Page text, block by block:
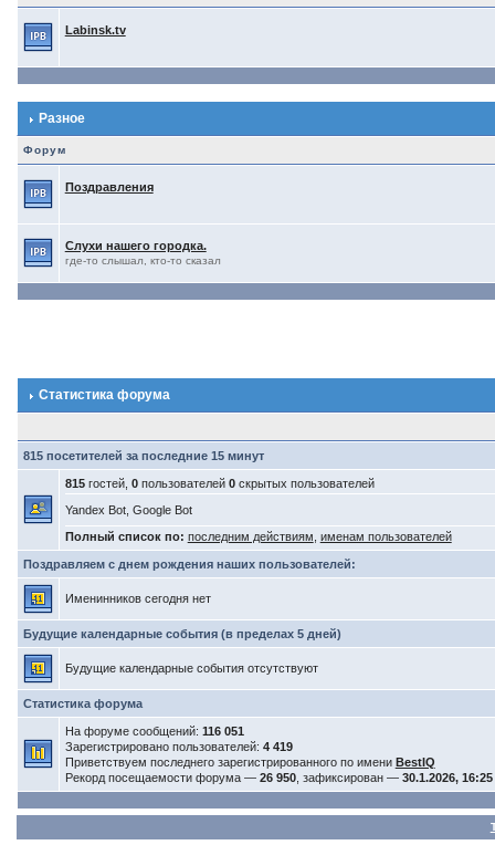
Labinsk.tv
Разное
Форум
Поздравления
Слухи нашего городка.
где-то слышал, кто-то сказал
Статистика форума
815 посетителей за последние 15 минут
815гостей, 0пользователей 0скрытых пользователей
Yandex Bot, Google Bot
Полный список по: последним действиям именам пользователей
Поздравляем с днем рождения наших пользователей:
Именинников сегодня нет
Будущие календарные события (в пределах 5 дней)
Будущие календарные события отсутствуют
Статистика форума
На форуме сообщений: 116 051
Зарегистрировано пользователей: 4 419
Приветствуем последнего зарегистрированного по имени BestIQ
Рекорд посещаемости форума — 26 950, зафиксирован — 30.1.2026, 16:25